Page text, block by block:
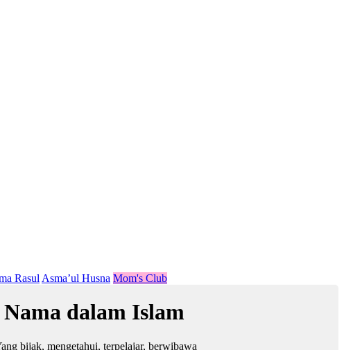
Rasul Asma’ul Husna Mom's Club
dalam Islam
bijak, mengetahui, terpelajar, berwibawa